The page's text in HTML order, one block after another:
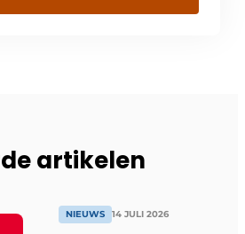
artikelen
NIEUWS 14 JULI 2026